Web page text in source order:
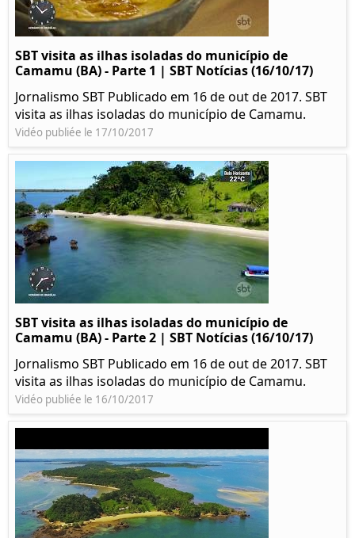
SBT visita as ilhas isoladas do município de
Camamu (BA) - Parte 1 | SBT Notícias (16/10/17)
Jornalismo SBT Publicado em 16 de out de 2017. SBT
visita as ilhas isoladas do município de Camamu.
Vidéo publiée le 17/10/2017
SBT visita as ilhas isoladas do município de
Camamu (BA) - Parte 2 | SBT Notícias (16/10/17)
Jornalismo SBT Publicado em 16 de out de 2017. SBT
visita as ilhas isoladas do município de Camamu.
Vidéo publiée le 16/10/2017